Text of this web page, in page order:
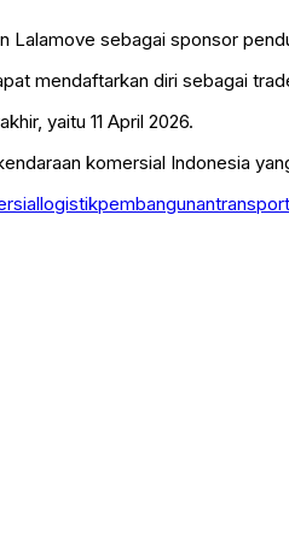
Lalamove sebagai sponsor
mendaftarkan diri sebagai
yaitu 11 April 2026.
komersial Indonesia
logistikpembangunan